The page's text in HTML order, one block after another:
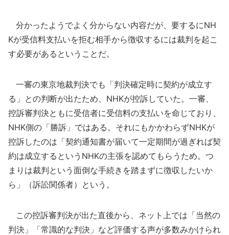
分かったようでよく分からない内容だが、要するにNH
Kが受信料支払いを拒む相手から徴収するには裁判を起こ
す必要があるということだ。
一審の東京地裁判決でも「判決確定時に契約が成立す
る」との判断が出たため、NHKが控訴していた。一審、
控訴審判決ともに受信者に受信料の支払いを命じており、
NHK側の「勝訴」ではある。それにもかかわらずNHKが
控訴したのは「契約通知書が届いて一定期間が過ぎれば契
約は成立するというNHKの主張を認めてもらうため。つ
まりは裁判という面倒な手続きを踏まずに徴収したいか
ら」（訴訟関係者）という。
この控訴審判決が出た直後から、ネット上では「当然の
判決」「常識的な判決」など評価する声が多数みかけられ